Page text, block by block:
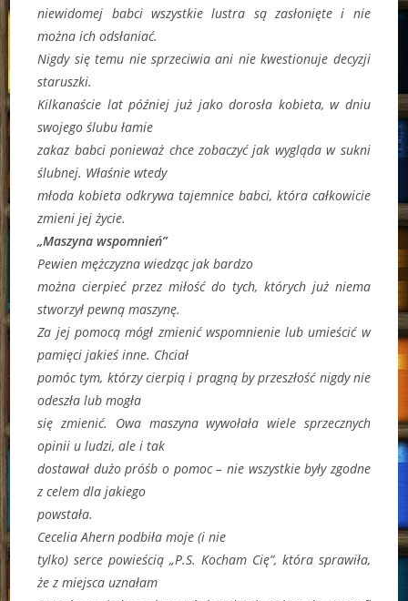
niewidomej babci wszystkie lustra są zasłonięte i nie
można ich odsłaniać.
Nigdy się temu nie sprzeciwia ani nie kwestionuje decyzji
staruszki.
Kilkanaście lat później już jako dorosła kobieta, w dniu
swojego ślubu łamie
zakaz babci ponieważ chce zobaczyć jak wygląda w sukni
ślubnej. Właśnie wtedy
młoda kobieta odkrywa tajemnice babci, która całkowicie
zmieni jej życie.
„Maszyna wspomnień”
Pewien mężczyzna wiedząc jak bardzo
można cierpieć przez miłość do tych, których już niema
stworzył pewną maszynę.
Za jej pomocą mógł zmienić wspomnienie lub umieścić w
pamięci jakieś inne. Chciał
pomóc tym, którzy cierpią i pragną by przeszłość nigdy nie
odeszła lub mogła
się zmienić. Owa maszyna wywołała wiele sprzecznych
opinii u ludzi, ale i tak
dostawał dużo próśb o pomoc – nie wszystkie były zgodne
z celem dla jakiego
powstała.
Cecelia Ahern podbiła moje (i nie
tylko) serce powieścią „P.S. Kocham Cię”, która sprawiła,
że z miejsca uznałam